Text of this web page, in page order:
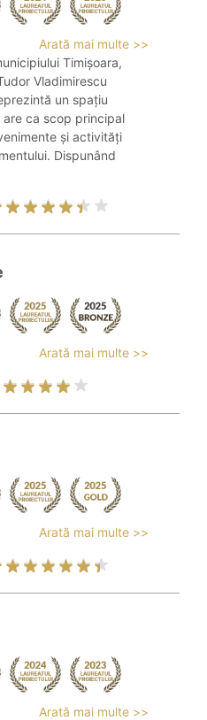
Arată mai multe >>
Timișoara,
Vladimirescu
un spațiu
ca scop principal
și activități
Dispunând
Arată mai multe >>
Arată mai multe >>
Arată mai multe >>